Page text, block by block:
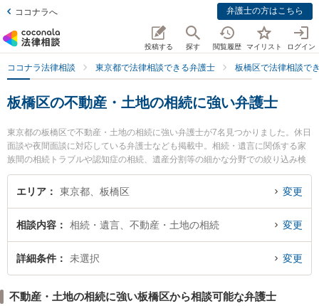
ココナラへ 弁護士の方はこちら
投稿する 探す 閲覧履歴 マイリスト ログイン
ココナラ法律相談 東京都で法律相談できる弁護士 板橋区で法律相談で
板橋区の不動産・土地の相続に強い弁護士
東京都の板橋区で不動産・土地の相続に強い弁護士が7名見つかりました。休日
面談や夜間面談に対応している弁護士なども掲載中。相続・遺言に関係する家
族間の相続トラブルや認知症の相続、遺産分割等の細かな分野での絞り込み検
索もでき便利です。特にいとう法律事務所の伊藤 敦弁護士や木下信行法律事務
所の木下 信行弁護士、きのした法律事務所の木下 正一郎弁護士のプロフィール
産・土地の相続のトラブル解決の実績豊富な近くの弁護士を検索したい』『初
回相談無料で不動産・土地の相続を法律相談できる板橋区内の弁護士に相談予
約したい』などでお困りの相談者さんにおすすめです。
エリア 東京都、板橋区 変更
相談内容 相続・遺言、不動産・土地の相続 変更
詳細条件 未選択 変更
不動産・土地の相続に強い板橋区から相談可能な弁護士